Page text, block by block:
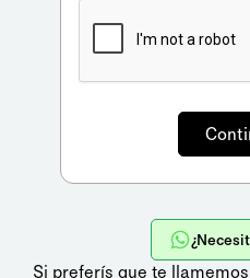
Si preferís que te